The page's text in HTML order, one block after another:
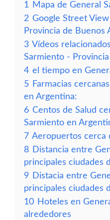
1
Mapa de General
2 Google Street
Provincia de Buenos
3 Vídeos
Sarmiento -
4 el tiempo en
5 Farmacias
en Argentina:
6 Centos de Salud
Sarmiento en
7 Aeropuertos cerca
8 Distancia entre
principales ciudades
9 Distacia entre
principales ciudades
10 Hoteles en
alrededores